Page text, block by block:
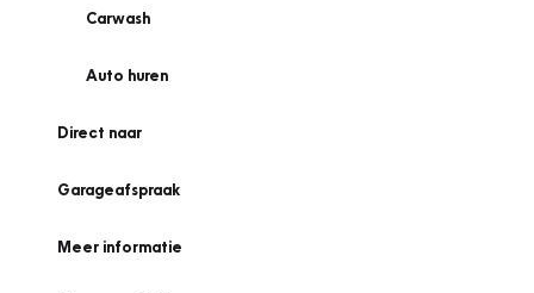
Carwash
Auto huren
Direct naar
Garageafspraak
Meer informatie